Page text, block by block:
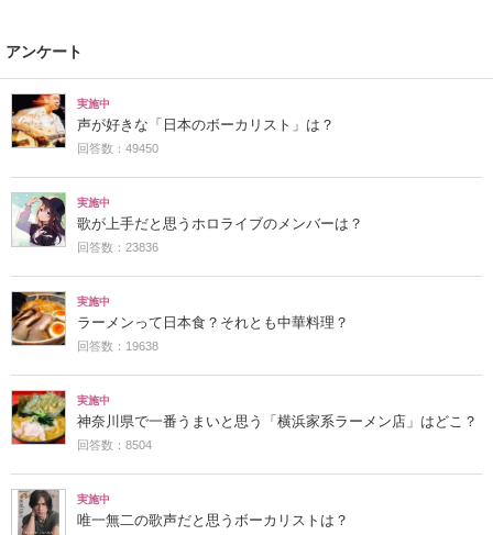
アンケート
実施中
声が好きな「日本のボーカリスト」は？
回答数：49450
実施中
歌が上手だと思うホロライブのメンバーは？
回答数：23836
実施中
ラーメンって日本食？それとも中華料理？
回答数：19638
実施中
神奈川県で一番うまいと思う「横浜家系ラーメン店」はどこ？
回答数：8504
実施中
唯一無二の歌声だと思うボーカリストは？